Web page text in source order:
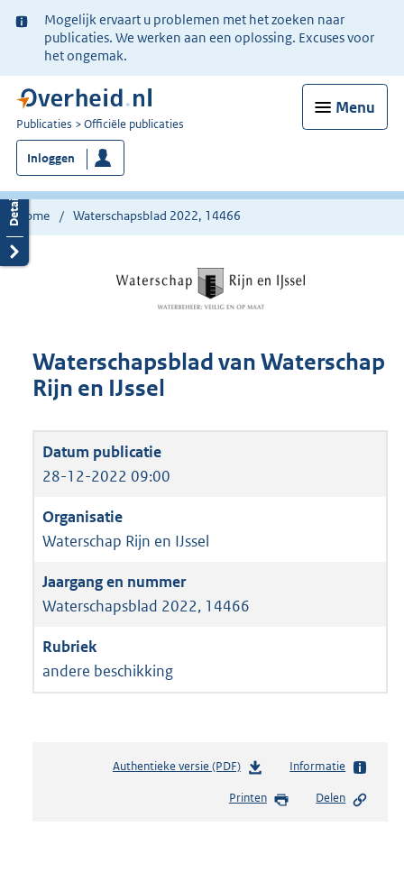
Ter
informatie:
Mogelijk ervaart u problemen met het zoeken naar
publicaties. We werken aan een oplossing. Excuses voor
het ongemak.
Menu
U
bent
nu
hier:
Publicaties Officiële publicaties
Inloggen
Home Waterschapsblad 2022, 14466
Waterschapsblad van Waterschap
Rijn en IJssel
28-12-2022 09:00
Waterschap Rijn en IJssel
Waterschapsblad 2022, 14466
andere beschikking
Authentieke versie (PDF)b
s
Informatie
Printen Delen